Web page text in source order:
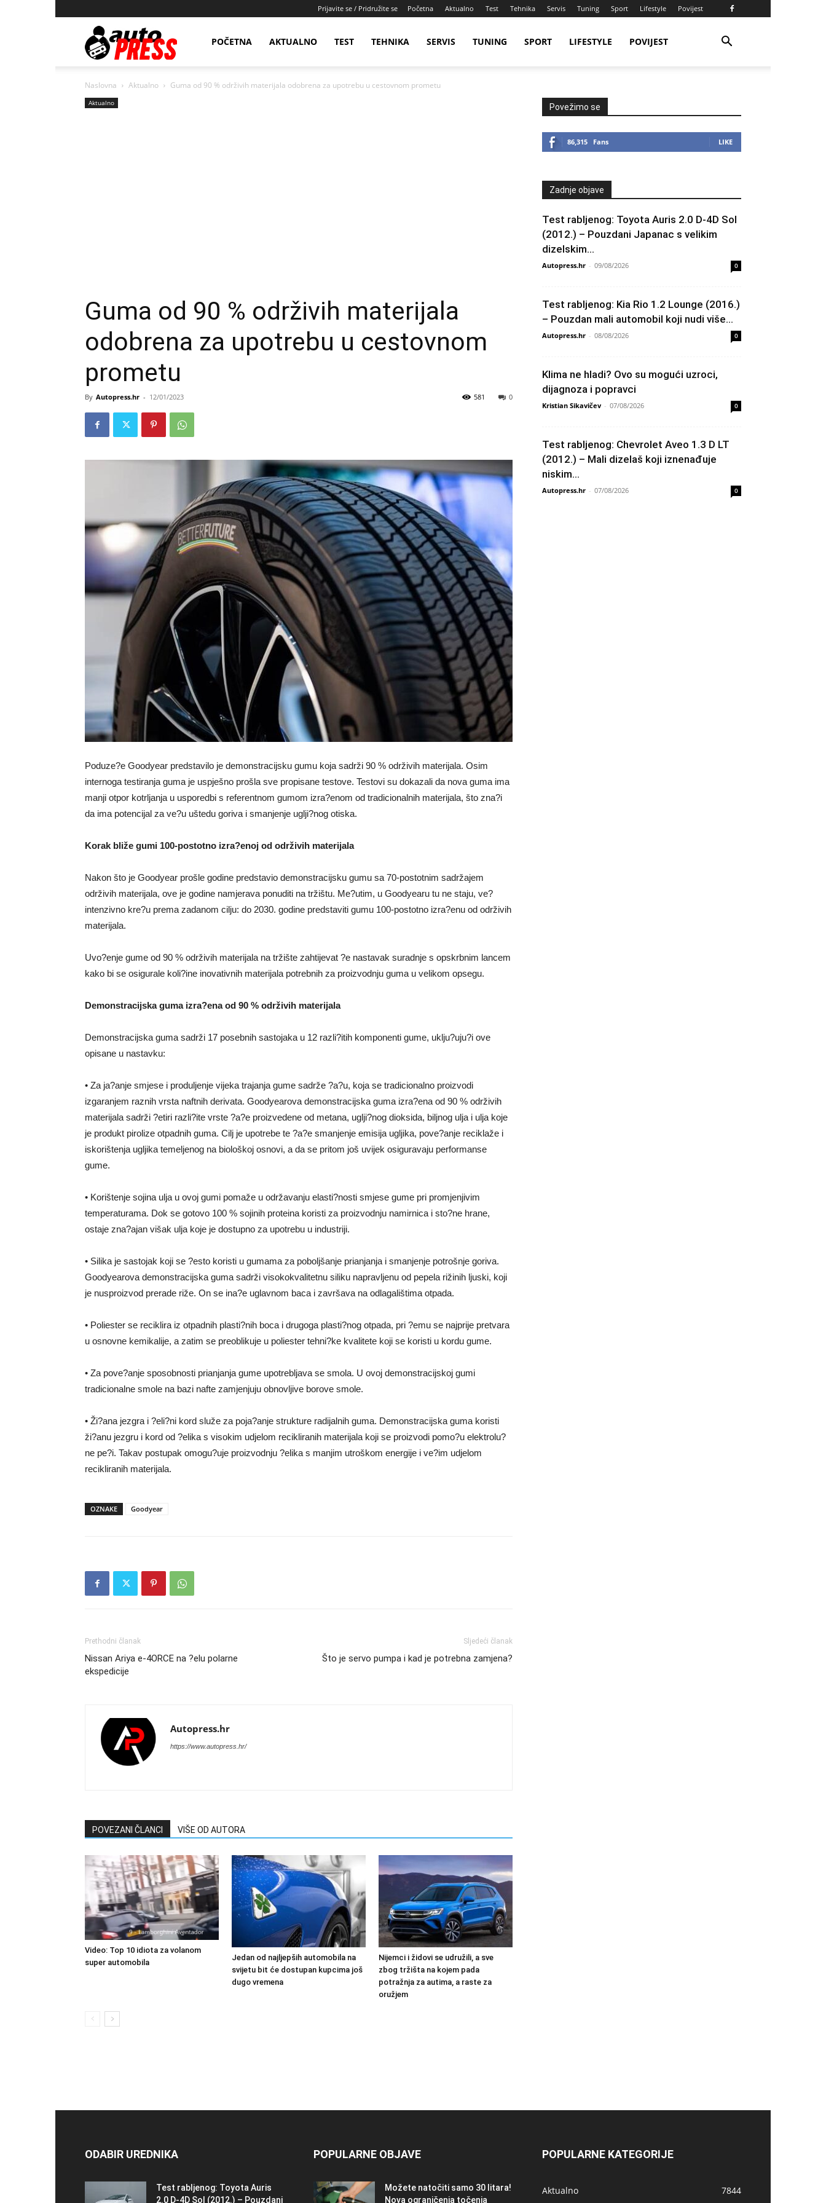
Prijavite se / Pridružite se Početna Aktualno Test Tehnika Servis Tuning Sport Lifestyle Povijest
AutopressHRPOČETNA AKTUALNO TEST TEHNIKA SERVIS TUNING SPORT LIFESTYLE POVIJEST
Naslovna Aktualno Guma od 90 % održivih materijala odobrena za upotrebu u cestovnom prometu
Aktualno
Guma od 90 % održivih materijala
odobrena za upotrebu u cestovnom
prometu
By Autopress.hr - 12/01/2023 0
581
Poduze?e Goodyear predstavilo je demonstracijsku gumu koja sadrži 90 % održivih materijala. Osim
internoga testiranja guma je uspješno prošla sve propisane testove. Testovi su dokazali da nova guma ima
manji otpor kotrljanja u usporedbi s referentnom gumom izra?enom od tradicionalnih materijala, što zna?i
da ima potencijal za ve?u uštedu goriva i smanjenje uglji?nog otiska.
Korak bliže gumi 100-postotno izra?enoj od održivih materijala
Nakon što je Goodyear prošle godine predstavio demonstracijsku gumu sa 70-postotnim sadržajem
održivih materijala, ove je godine namjerava ponuditi na tržištu. Me?utim, u Goodyearu tu ne staju, ve?
intenzivno kre?u prema zadanom cilju: do 2030. godine predstaviti gumu 100-postotno izra?enu od održivih
materijala.
Uvo?enje gume od 90 % održivih materijala na tržište zahtijevat ?e nastavak suradnje s opskrbnim lancem
kako bi se osigurale koli?ine inovativnih materijala potrebnih za proizvodnju guma u velikom opsegu.
Demonstracijska guma izra?ena od 90 % održivih materijala
Demonstracijska guma sadrži 17 posebnih sastojaka u 12 razli?itih komponenti gume, uklju?uju?i ove
opisane u nastavku:
• Za ja?anje smjese i produljenje vijeka trajanja gume sadrže ?a?u, koja se tradicionalno proizvodi
izgaranjem raznih vrsta naftnih derivata. Goodyearova demonstracijska guma izra?ena od 90 % održivih
materijala sadrži ?etiri razli?ite vrste ?a?e proizvedene od metana, uglji?nog dioksida, biljnog ulja i ulja koje
je produkt pirolize otpadnih guma. Cilj je upotrebe te ?a?e smanjenje emisija ugljika, pove?anje reciklaže i
iskorištenja ugljika temeljenog na biološkoj osnovi, a da se pritom još uvijek osiguravaju performanse
gume.
• Korištenje sojina ulja u ovoj gumi pomaže u održavanju elasti?nosti smjese gume pri promjenjivim
temperaturama. Dok se gotovo 100 % sojinih proteina koristi za proizvodnju namirnica i sto?ne hrane,
ostaje zna?ajan višak ulja koje je dostupno za upotrebu u industriji.
• Silika je sastojak koji se ?esto koristi u gumama za poboljšanje prianjanja i smanjenje potrošnje goriva.
Goodyearova demonstracijska guma sadrži visokokvalitetnu siliku napravljenu od pepela rižinih ljuski, koji
je nusproizvod prerade riže. On se ina?e uglavnom baca i završava na odlagalištima otpada.
• Poliester se reciklira iz otpadnih plasti?nih boca i drugoga plasti?nog otpada, pri ?emu se najprije pretvara
u osnovne kemikalije, a zatim se preoblikuje u poliester tehni?ke kvalitete koji se koristi u kordu gume.
• Za pove?anje sposobnosti prianjanja gume upotrebljava se smola. U ovoj demonstracijskoj gumi
tradicionalne smole na bazi nafte zamjenjuju obnovljive borove smole.
• Ži?ana jezgra i ?eli?ni kord služe za poja?anje strukture radijalnih guma. Demonstracijska guma koristi
ži?anu jezgru i kord od ?elika s visokim udjelom recikliranih materijala koji se proizvodi pomo?u elektrolu?
ne pe?i. Takav postupak omogu?uje proizvodnju ?elika s manjim utroškom energije i ve?im udjelom
recikliranih materijala.
OZNAKE Goodyear
Prethodni članak
Nissan Ariya e-4ORCE na ?elu polarne
ekspedicije
Sljedeći članak
Što je servo pumpa i kad je potrebna zamjena?
Autopress.hr
https://www.autopress.hr/
POVEZANI ČLANCI VIŠE OD AUTORA
Video: Top 10 idiota za volanom
super automobila
Jedan od najljepših automobila na
svijetu bit će dostupan kupcima još
dugo vremena
Nijemci i židovi se udružili, a sve
zbog tržišta na kojem pada
potražnja za autima, a raste za
oružjem
Povežimo se
86,315 Fans LIKE
Zadnje objave
Test rabljenog: Toyota Auris 2.0 D-4D Sol
(2012.) – Pouzdani Japanac s velikim
dizelskim...
Autopress.hr - 09/08/2026 0
Test rabljenog: Kia Rio 1.2 Lounge (2016.)
– Pouzdan mali automobil koji nudi više...
Autopress.hr - 08/08/2026 0
Klima ne hladi? Ovo su mogući uzroci,
dijagnoza i popravci
Kristian Sikavičev - 07/08/2026 0
Test rabljenog: Chevrolet Aveo 1.3 D LT
(2012.) – Mali dizelaš koji iznenađuje
niskim...
Autopress.hr - 07/08/2026 0
ODABIR UREDNIKA
Test rabljenog: Toyota Auris
2.0 D-4D Sol (2012.) – Pouzdani
POPULARNE OBJAVE
Možete natočiti samo 30 litara!
Nova ograničenja točenja
POPULARNE KATEGORIJE
Aktualno 7844